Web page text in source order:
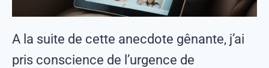
A la suite de cette anecdote gênante, j’ai
pris conscience de l’urgence de